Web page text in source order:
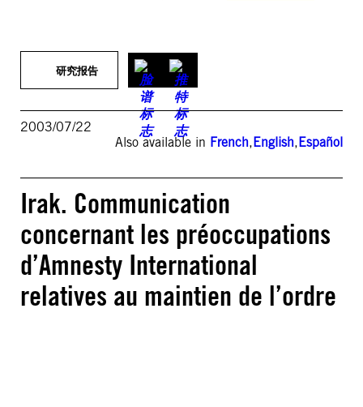
研究报告
2003/07/22
Also available in French,English,Español
Irak. Communication
concernant les préoccupations
d’Amnesty International
relatives au maintien de l’ordre